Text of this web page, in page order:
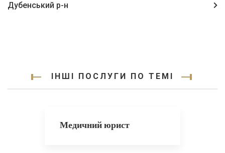
Дубенський р-н
ІНШІ ПОСЛУГИ ПО ТЕМІ
Медичний юрист